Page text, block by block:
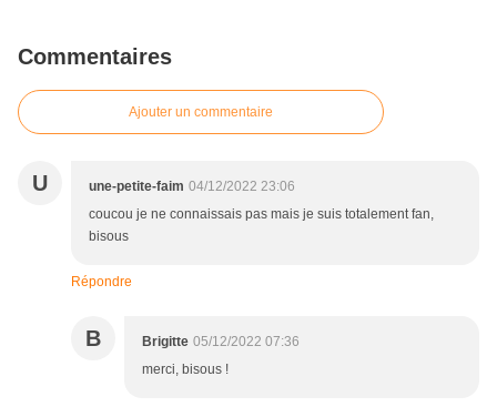
Commentaires
Ajouter un commentaire
U une-petite-faim 04/12/2022 23:06
coucou je ne connaissais pas mais je suis totalement fan,
bisous
Répondre
B Brigitte 05/12/2022 07:36
merci, bisous !